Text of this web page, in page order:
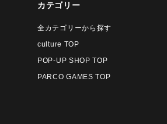
カテゴリー
全カテゴリーから探す
culture TOP
POP-UP SHOP TOP
PARCO GAMES TOP